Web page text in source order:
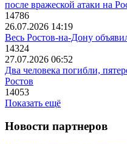
после вражеской атаки на
14786
26.07.2026 14:19
Весь Ростов-на-Дону
14324
27.07.2026 06:52
Два человека погибли,
Ростов
14053
Показать ещё
Новости партнеров